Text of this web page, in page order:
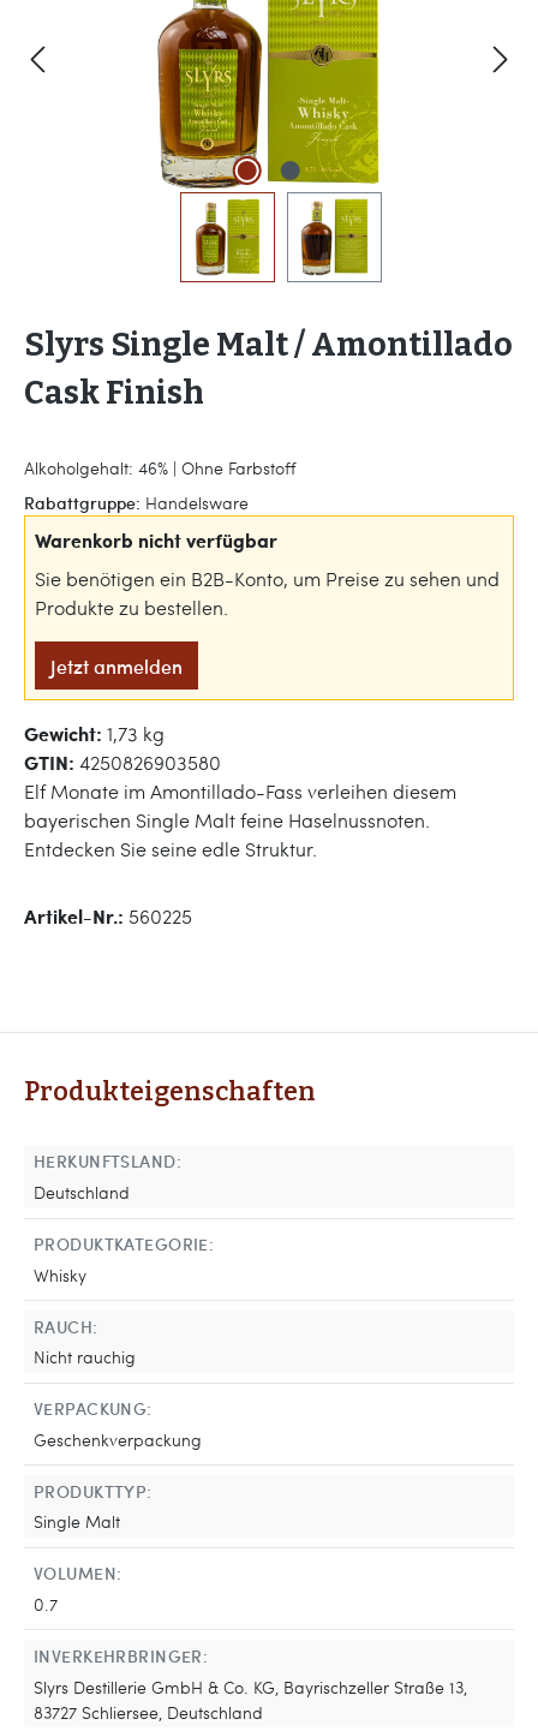
Slyrs Single Malt / Amontillado
Cask Finish
Alkoholgehalt: 46% | Ohne Farbstoff
Rabattgruppe: Handelsware
Warenkorb nicht verfügbar
Sie benötigen ein B2B-Konto, um Preise zu sehen und
Produkte zu bestellen.
Jetzt anmelden
Gewicht: 1,73 kg
GTIN: 4250826903580
Elf Monate im Amontillado-Fass verleihen diesem
bayerischen Single Malt feine Haselnussnoten.
Entdecken Sie seine edle Struktur.
Artikel-Nr.: 560225
Produkteigenschaften
HERKUNFTSLAND:
Deutschland
PRODUKTKATEGORIE:
Whisky
RAUCH:
Nicht rauchig
VERPACKUNG:
Geschenkverpackung
PRODUKTTYP:
Single Malt
VOLUMEN:
0.7
INVERKEHRBRINGER:
Slyrs Destillerie GmbH & Co. KG, Bayrischzeller Straße 13,
83727 Schliersee, Deutschland